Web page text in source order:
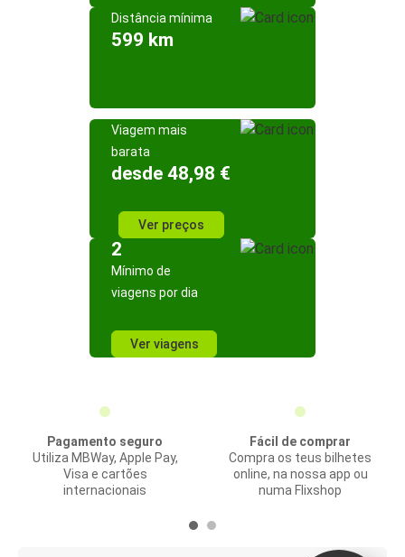
Distância mínima
599 km
Viagem mais
barata
desde 48,98 €
Ver preços
2
Mínimo de
viagens por dia
Ver viagens
Pagamento seguro
Utiliza MBWay, Apple Pay,
Visa e cartões
internacionais
Fácil de comprar
Compra os teus bilhetes
online, na nossa app ou
numa Flixshop